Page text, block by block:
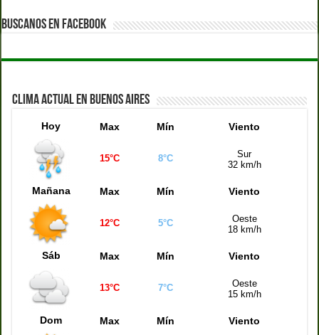
Quiniela Santa Fe (14:00 hs)
Quiniela Mendoza (14:00 hs) 4746
BUSCANOS EN FACEBOOK
CLIMA ACTUAL EN BUENOS AIRES
Hoy Max Mín Viento
15°C 8°C
Sur
32 km/h
Mañana Max Mín Viento
12°C 5°C
Oeste
18 km/h
Sáb Max Mín Viento
13°C 7°C
Oeste
15 km/h
Dom Max Mín Viento